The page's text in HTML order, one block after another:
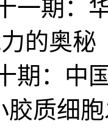
一期：
的奥秘
期：中
胶质细